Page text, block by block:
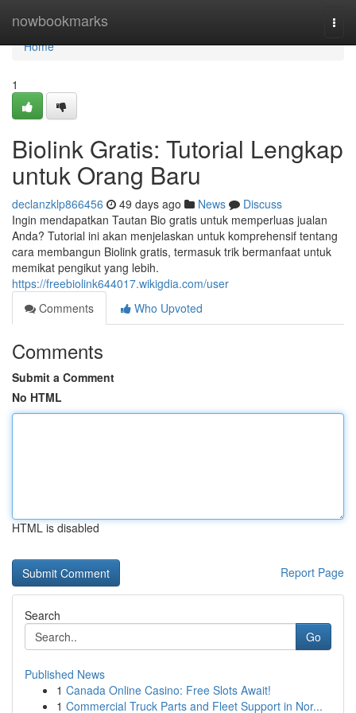
nowbookmarks
Home
Home
1
Biolink Gratis: Tutorial Lengkap
untuk Orang Baru
declanzklp866456 49 days ago News
Discuss
Ingin mendapatkan Tautan Bio gratis untuk memperluas jualan
Anda? Tutorial ini akan menjelaskan untuk komprehensif tentang
cara membangun Biolink gratis, termasuk trik bermanfaat untuk
memikat pengikut yang lebih.
https://freebiolink644017.wikigdia.com/user
Comments
Who Upvoted
Comments
Submit a Comment
No HTML
HTML is disabled
Report Page
Search
Go
Published News
1 Canada Online Casino: Free Slots Await!
1 Commercial Truck Parts and Fleet Support in Nor...